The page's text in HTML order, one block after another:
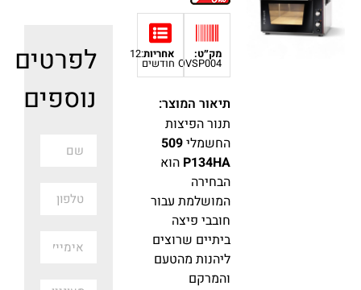
מק״ט:
OVSP004
אחריות:12
חודשים
תיאור המוצר:
תנור הפיצות
החשמלי509
P134HAהוא
הבחירה
המושלמת עבור
חובבי פיצה
ביתיים שרוצים
ליהנות מהטעם
והמרקם
לפרטים
נוספים